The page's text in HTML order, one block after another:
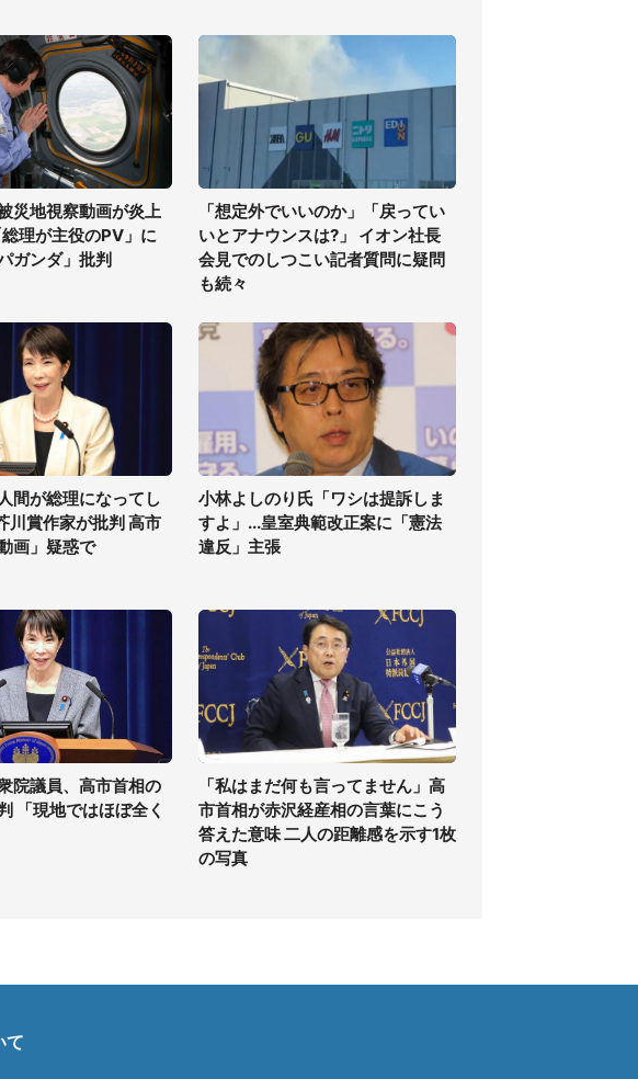
災地視察動画が炎上
理が主役のPV」に
ガンダ」批判
「想定外でいいのか」「戻ってい
いとアナウンスは?」 イオン社長
会見でのしつこい記者質問に疑問
も続々
間が総理になってし
川賞作家が批判 高市
画」疑惑で
小林よしのり氏「ワシは提訴しま
すよ」...皇室典範改正案に「憲法
違反」主張
院議員、高市首相の
「現地ではほぼ全く
「私はまだ何も言ってません」高
市首相が赤沢経産相の言葉にこう
答えた意味 二人の距離感を示す1枚
の写真
て